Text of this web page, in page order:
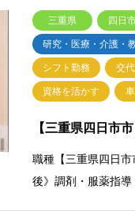
三重県 四日
研究・医療・介護・
シフト勤務 交
資格を活かす
【三重県四日市
職種【三重県四日
後》調剤・服薬指